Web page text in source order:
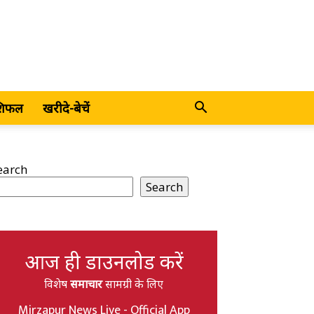
खरीदे-बेचें
Search
आज ही डाउनलोड करें
विशेषसमाचारसामग्री के लिए